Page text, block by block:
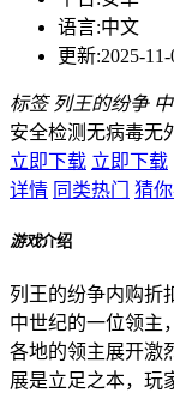
语言:中文
更新:2025-
标签 列王的纷争
安全检测无病毒无
立即下载 立即下载
详情 同类热门 猜
游戏介绍
列王的纷争内购折
中世纪的一位领主
各地的领主展开激
展是立足之本，玩